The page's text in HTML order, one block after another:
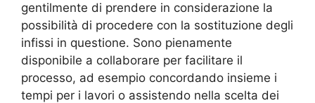
gentilmente di prendere in considerazione la
possibilità di procedere con la sostituzione degli
infissi in questione. Sono pienamente
disponibile a collaborare per facilitare il
processo, ad esempio concordando insieme i
tempi per i lavori o assistendo nella scelta dei